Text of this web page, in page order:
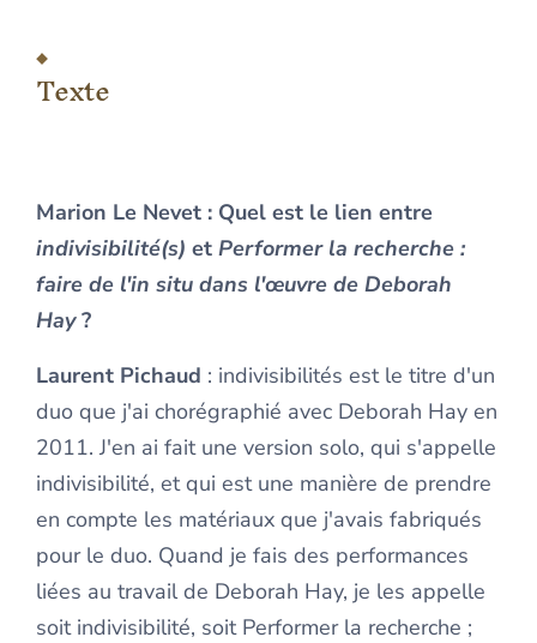
Texte
Marion Le Nevet : Quel est le lien entre
indivisibilité(s) et Performer la recherche :
faire de l'in situ dans l'œuvre de Deborah
Hay?
Laurent Pichaud : indivisibilités est le titre d'un
duo que j'ai chorégraphié avec Deborah Hay en
2011. J'en ai fait une version solo, qui s'appelle
indivisibilité, et qui est une manière de prendre
en compte les matériaux que j'avais fabriqués
pour le duo. Quand je fais des performances
liées au travail de Deborah Hay, je les appelle
soit indivisibilité, soit Performer la recherche ;